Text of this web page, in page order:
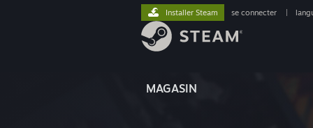
MAGASIN
Installer Steam se connecter